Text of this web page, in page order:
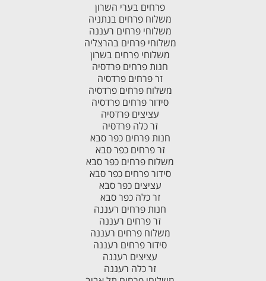
פרחים בערי השרון
משלוח פרחים בנתניה
משלוחי פרחים רעננה
משלוחי פרחים בהרצליה
משלוחי פרחים בשרון
חנות פרחים פרדסיה
זר פרחים פרדסיה
משלוח פרחים פרדסיה
סידור פרחים פרדסיה
עציצים פרדסיה
זר כלה פרדסיה
חנות פרחים כפר סבא
זר פרחים כפר סבא
משלוח פרחים כפר סבא
סידור פרחים כפר סבא
עציצים כפר סבא
זר כלה כפר סבא
חנות פרחים רעננה
זר פרחים רעננה
משלוח פרחים רעננה
סידור פרחים רעננה
עציצים רעננה
זר כלה רעננה